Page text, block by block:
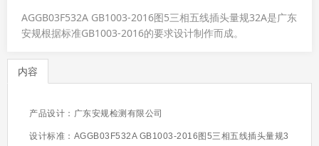
AGGB03F532A GB1003-2016图5三相五线插头量规32A是广东
安规根据标准GB1003-2016的要求设计制作而成。
内容
产品设计：广东安规检测有限公司
设计标准：AGGB03F532A GB1003-2016图5三相五线插头量规3